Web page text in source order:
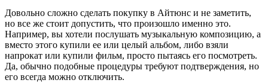
Довольно сложно сделать покупку в Айтюнс и не заметить,
но все же стоит допустить, что произошло именно это.
Например, вы хотели послушать музыкальную композицию, а
вместо этого купили ее или целый альбом, либо взяли
напрокат или купили фильм, просто пытаясь его посмотреть.
Да, обычно подобные процедуры требуют подтверждения, но
его всегда можно отключить.